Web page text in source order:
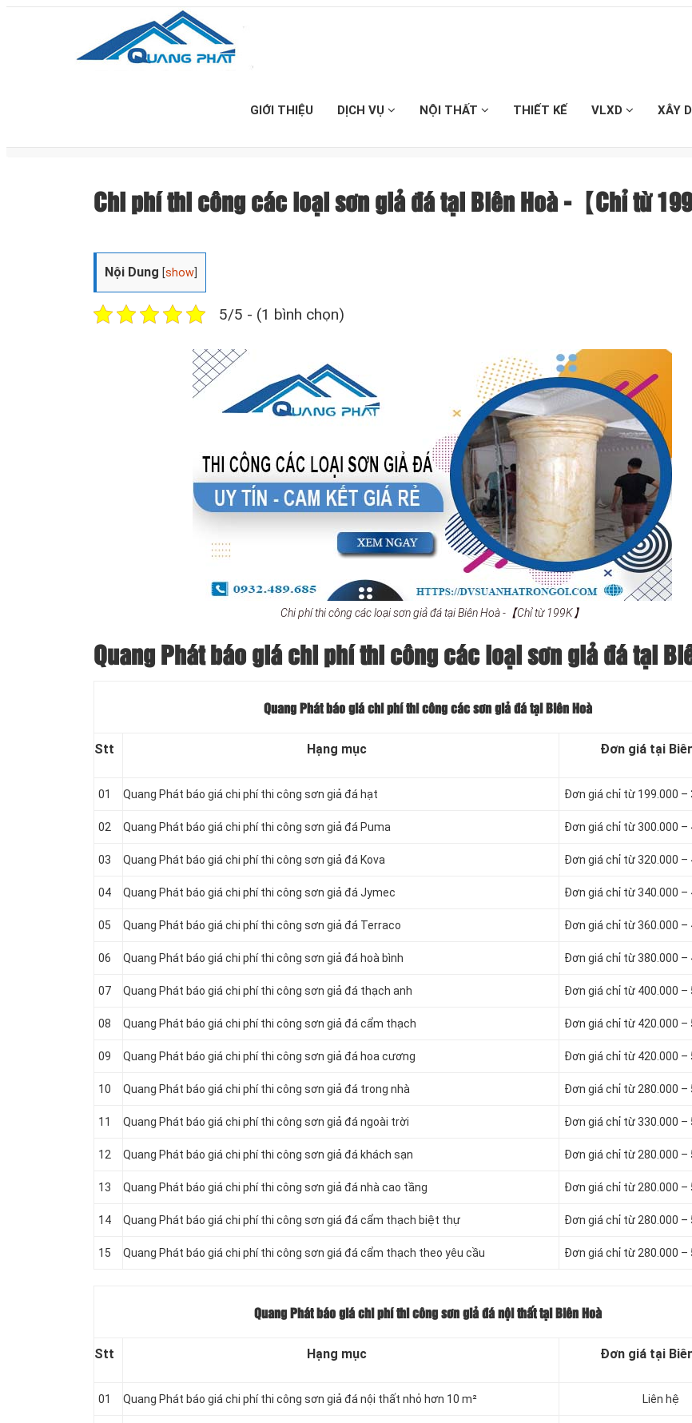
GIỚI THIỆU DỊCH VỤ NỘI THẤT THIẾT KẾ VLXD XÂY
Chi phí thi công các loại sơn giả đá tại Biên Hoà -【Chỉ từ
Nội Dung [show
5/5 - (1 bình chọn)
Chi phí thi công các loại sơn giả đá tại Biên Hoà -【Chỉ từ 199K】
Quang Phát báo giá chi phí thi công các loại sơn giả đá tại
Quang Phát báo giá chi phí thi công các sơn giả đá tại Biên Hoà
Stt Hạng mục Đơn giá tại
01 Quang Phát báo giá chi phí thi công sơn giả đá hạt Đơn giá chỉ từ 199.000 –
02 Quang Phát báo giá chi phí thi công sơn giả đá Puma Đơn giá chỉ từ 300.000 –
03 Quang Phát báo giá chi phí thi công sơn giả đá Kova Đơn giá chỉ từ 320.000 –
04 Quang Phát báo giá chi phí thi công sơn giả đá Jymec Đơn giá chỉ từ 340.000 –
05 Quang Phát báo giá chi phí thi công sơn giả đá Terraco Đơn giá chỉ từ 360.000 –
06 Quang Phát báo giá chi phí thi công sơn giả đá hoà bình Đơn giá chỉ từ 380.000 –
07 Quang Phát báo giá chi phí thi công sơn giả đá thạch anh Đơn giá chỉ từ 400.000 –
08 Quang Phát báo giá chi phí thi công sơn giả đá cẩm thạch Đơn giá chỉ từ 420.000 –
09 Quang Phát báo giá chi phí thi công sơn giả đá hoa cương Đơn giá chỉ từ 420.000 –
10 Quang Phát báo giá chi phí thi công sơn giả đá trong nhà Đơn giá chỉ từ 280.000 –
11 Quang Phát báo giá chi phí thi công sơn giả đá ngoài trời Đơn giá chỉ từ 330.000 –
12 Quang Phát báo giá chi phí thi công sơn giả đá khách sạn Đơn giá chỉ từ 280.000 –
13 Quang Phát báo giá chi phí thi công sơn giả đá nhà cao tầng Đơn giá chỉ từ 280.000 –
14 Quang Phát báo giá chi phí thi công sơn giá đá cẩm thạch biệt thự Đơn giá chỉ từ 280.000 –
15 Quang Phát báo giá chi phí thi công sơn giá đá cẩm thạch theo yêu cầu Đơn giá chỉ từ 280.000 –
Quang Phát báo giá chi phí thi công sơn giả đá nội thất tại Biên Hoà
Stt Hạng mục Đơn giá tại
01 Quang Phát báo giá chi phí thi công sơn giả đá nội thất nhỏ hơn 10 m² Liên hệ